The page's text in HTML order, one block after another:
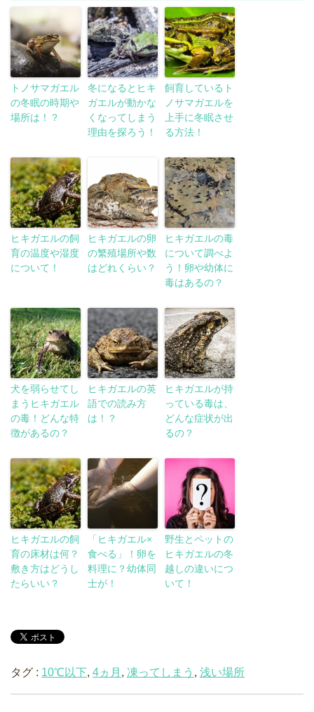
トノサマガエル
の冬眠の時期や
場所は！？
冬になるとヒキ
ガエルが動かな
くなってしまう
理由を探ろう！
飼育しているト
ノサマガエルを
上手に冬眠させ
る方法！
ヒキガエルの飼
育の温度や湿度
について！
ヒキガエルの卵
の繁殖場所や数
はどれくらい？
ヒキガエルの毒
について調べよ
う！卵や幼体に
毒はあるの？
犬を弱らせてし
まうヒキガエル
の毒！どんな特
徴があるの？
ヒキガエルの英
語での読み方
は！？
ヒキガエルが持
っている毒は、
どんな症状が出
るの？
ヒキガエルの飼
育の床材は何？
敷き方はどうし
たらいい？
「ヒキガエル×
食べる」！卵を
料理に？幼体同
士が！
野生とペットの
ヒキガエルの冬
越しの違いにつ
いて！
タグ : 10℃以下, 4ヵ月 , 凍ってしまう , 浅い場所